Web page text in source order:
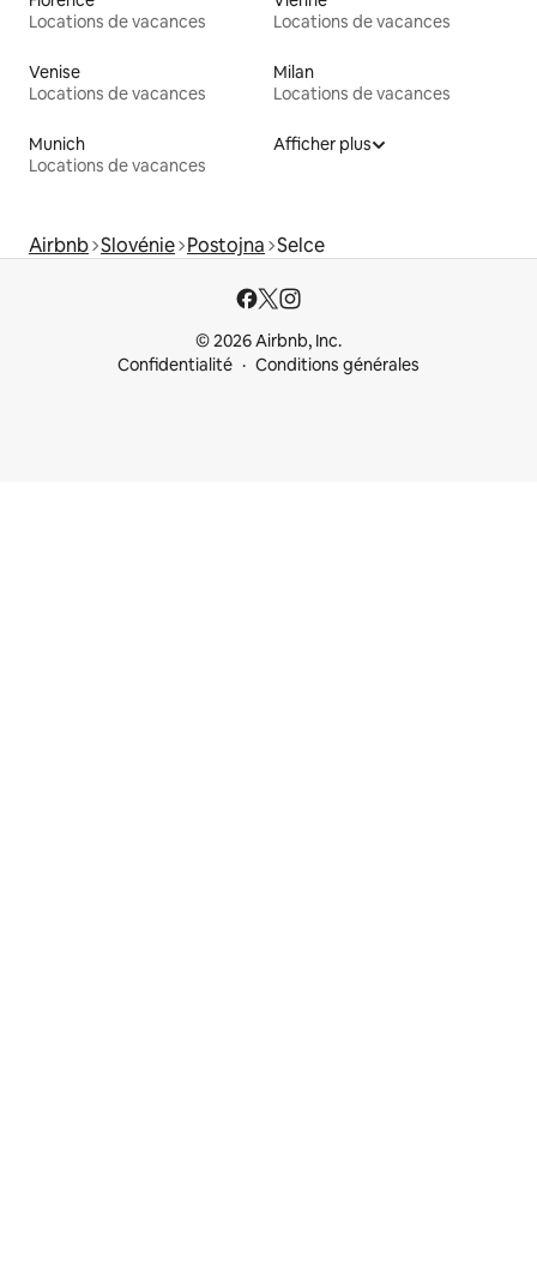
Locations de vacances
Locations de vacances
Venise
Locations de vacances
Milan
Locations de vacances
Munich
Locations de vacances
Afficher plus
Airbnb Slovénie Postojna Selce
© 2026 Airbnb, Inc.
Confidentialité
Conditions générales